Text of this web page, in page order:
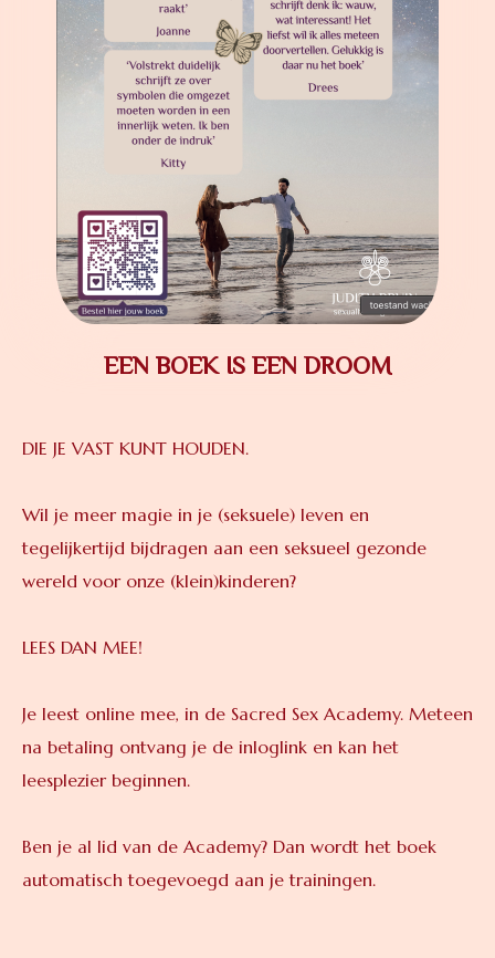
EEN BOEK IS EEN DROOM
DIE JE VAST KUNT HOUDEN.
Wil je meer magie in je (seksuele) leven en
tegelijkertijd bijdragen aan een seksueel gezonde
wereld voor onze (klein)kinderen?
LEES DAN MEE!
Je leest online mee, in de Sacred Sex Academy. Meteen
na betaling ontvang je de inloglink en kan het
leesplezier beginnen.
Ben je al lid van de Academy? Dan wordt het boek
automatisch toegevoegd aan je trainingen.